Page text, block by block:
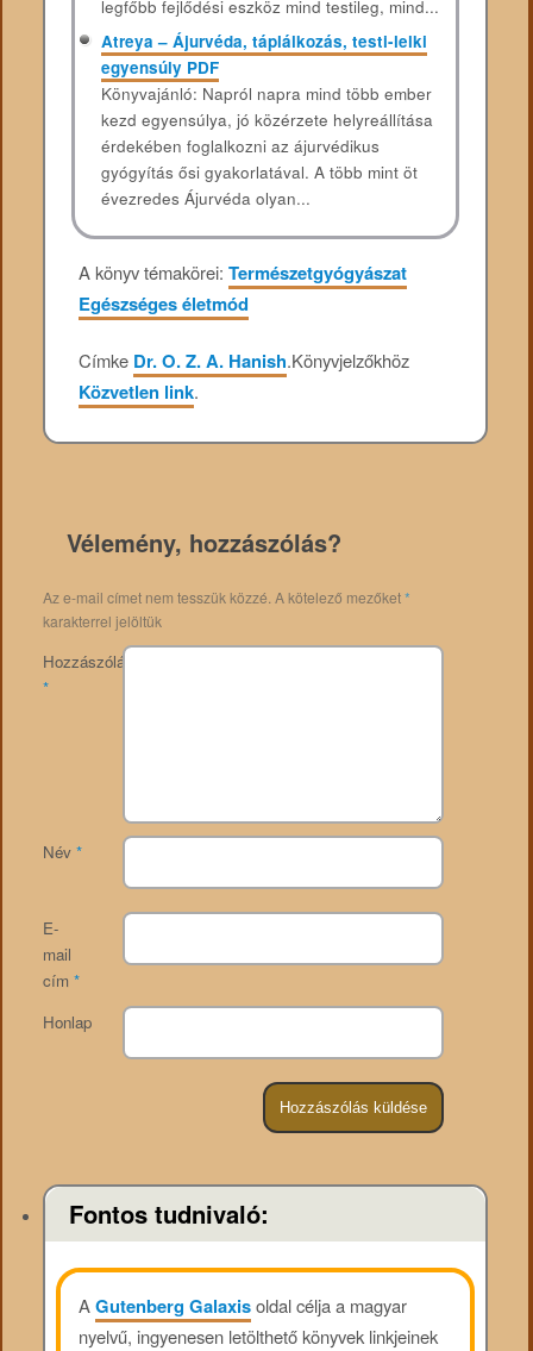
legfőbb fejlődési eszköz mind testileg, mind...
Atreya – Ájurvéda, táplálkozás, testi-lelki
egyensúly PDF
Könyvajánló: Napról napra mind több ember
kezd egyensúlya, jó közérzete helyreállítása
érdekében foglalkozni az ájurvédikus
gyógyítás ősi gyakorlatával. A több mint öt
évezredes Ájurvéda olyan...
A könyv témakörei:Természetgyógyászat
Egészséges életmód
Címke Dr. O. Z. A. Hanish.Könyvjelzőkhöz
Közvetlen link.
Vélemény, hozzászólás?
Az e-mail címet nem tesszük közzé. A kötelező mezőket*
karakterrel jelöltük
Hozzászólás
*
Név *
E-
mail
cím *
Honlap
Fontos tudnivaló:
AGutenberg Galaxisoldal célja a magyar
nyelvű, ingyenesen letölthető könyvek linkjeinek